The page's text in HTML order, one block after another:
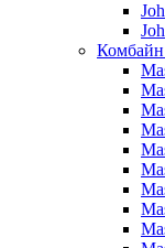
Комбайн